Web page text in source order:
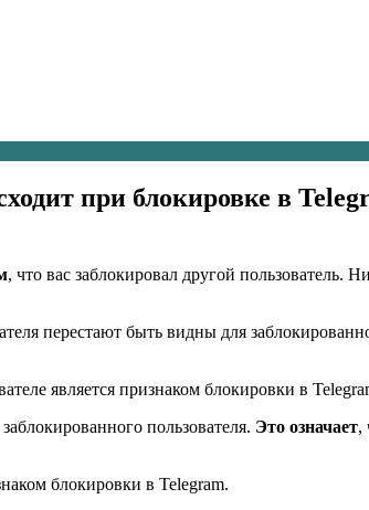
при блокировке в
, что вас заблокировал другой пользователь.
перестают быть видны для
является признаком блокировки в
пользователя. Это означает,
блокировки в Telegram.